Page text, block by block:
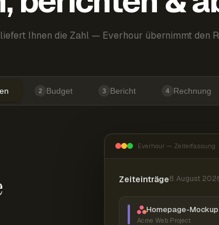
Ihnen die Zahl — Everhour übernimmt den
2 Budget 3 Bericht 4 Rechnung
Everhour — Zeiterfassung
Zeiteinträge8. August
Homepage-
Acme Web Project